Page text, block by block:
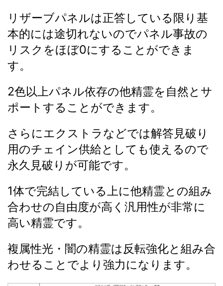
リザーブパネルは正答している限り基
本的には途切れないのでパネル事故の
リスクをほぼ0にすることができま
す。
2色以上パネル依存の他精霊を自然とサ
ポートすることができます。
さらにエクストラなどでは解答見破り
用のチェイン供給としても使えるので
永久見破りが可能です。
1体で完結している上に他精霊との組み
合わせの自由度が高く汎用性が非常に
高い精霊です。
複属性光・闇の精霊は反転強化と組み合
わせることでより強力になります。